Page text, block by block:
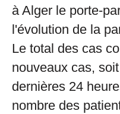
à Alger le porte-
l'évolution de la
Le total des cas
nouveaux cas,
dernières 24
nombre des